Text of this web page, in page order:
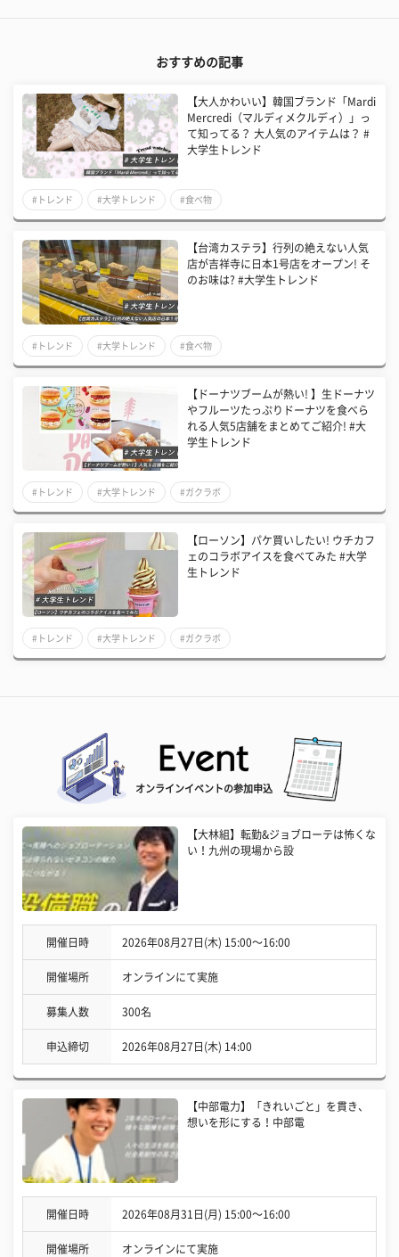
おすすめの記事
【大人かわいい】韓国ブランド「Mardi
Mercredi（マルディメクルディ）」っ
て知ってる？ 大人気のアイテムは？ #
大学生トレンド
#トレンド #大学トレンド #食べ物
【台湾カステラ】行列の絶えない人気
店が吉祥寺に日本1号店をオープン! そ
のお味は? #大学生トレンド
#トレンド #大学トレンド #食べ物
【ドーナツブームが熱い! 】生ドーナツ
やフルーツたっぷりドーナツを食べら
れる人気5店舗をまとめてご紹介! #大
学生トレンド
#トレンド #大学トレンド #ガクラボ
【ローソン】パケ買いしたい! ウチカフ
ェのコラボアイスを食べてみた #大学
生トレンド
#トレンド #大学トレンド #ガクラボ
オンラインイベントの参加申込
【大林組】転勤&ジョブローテは怖くな
い！九州の現場から設
開催日時 2026年08月27日(木) 15:00〜16:00
開催場所 オンラインにて実施
募集人数 300名
申込締切 2026年08月27日(木) 14:00
【中部電力】「きれいごと」を貫き、
想いを形にする！中部電
開催日時 2026年08月31日(月) 15:00〜16:00
開催場所 オンラインにて実施